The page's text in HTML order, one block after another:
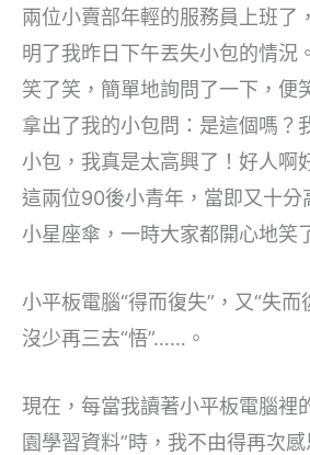
兩位小賣部年輕的服務員上班了
明了我昨日下午丟失小包的情況
笑了笑，簡單地詢問了一下，便
拿出了我的小包問：是這個嗎？
小包，我真是太高興了！好人啊
這兩位90後小青年，當即又十分
小星座傘，一時大家都開心地笑
小平板電腦“得而復失”，又“失而
沒少再三去“悟”……。
現在，每當我讀著小平板電腦裡
園學習資料”時，我不由得再次